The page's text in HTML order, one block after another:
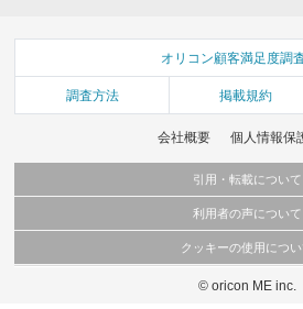
オリコン顧客満足度調
調査方法 掲載規約
会社概要 個人情報保
引用・転載について
当サイトで公開されている情報（文字、写真、イラス
これらの情報を権利者の許可なく無断転載・複製など
利用者の声について
当サイトに掲載している内容はすべてサービスの利用
弊社の見解・ 意見ではないことをご理解いただいた上
クッキーの使用につい
このサイトでは Cookie を使用して、ユーザーに合わせ
© oricon ME inc.